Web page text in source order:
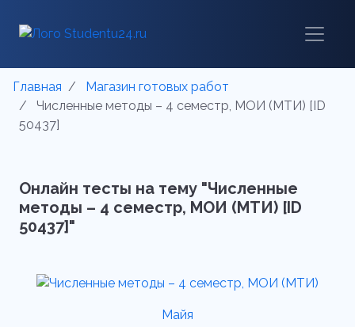
Главная
Магазин готовых работ
Численные методы – 4 семестр, МОИ (МТИ) [ID
50437]
Онлайн тесты на тему "Численные
методы – 4 семестр, МОИ (МТИ) [ID
50437]"
Майя